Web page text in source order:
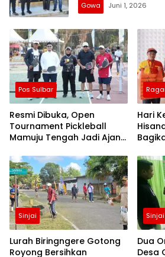
Gowa Juni 1, 2026
Pos Sulbar
Resmi Dibuka, Open
Tournament Pickleball
Mamuju Tengah Jadi Ajang
Hari
Sinjai
Lurah Biringngere Gotong
Royong Bersihkan
Sinjai
Dua
Desa